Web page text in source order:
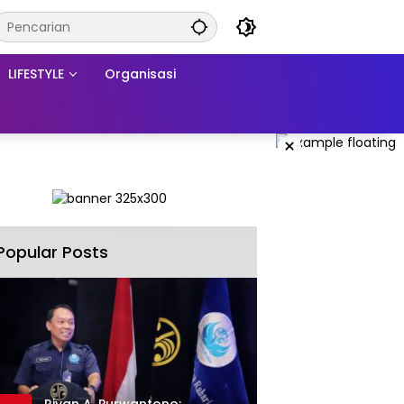
LIFESTYLE Organisasi
×
Posts